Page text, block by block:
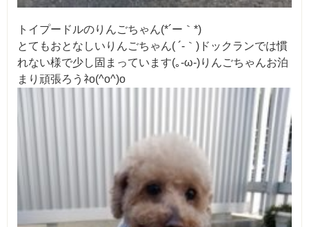
トイプードルのりんごちゃん(*´ー｀*)
とてもおとなしいりんごちゃん( ´-｀)ドックランでは慣
れない様で少し固まっています(｡-ω-)りんごちゃんお泊
まり頑張ろうﾈo(^o^)o